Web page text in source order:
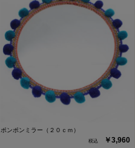
ポンポンミラー（２０ｃｍ）
￥3,960